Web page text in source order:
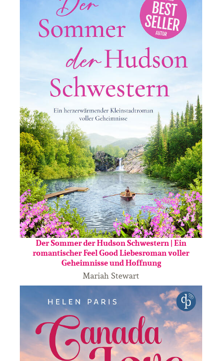
Der Sommer der Hudson Schwestern | Ein
romantischer Feel Good Liebesroman voller
Geheimnisse und Hoffnung
Mariah Stewart